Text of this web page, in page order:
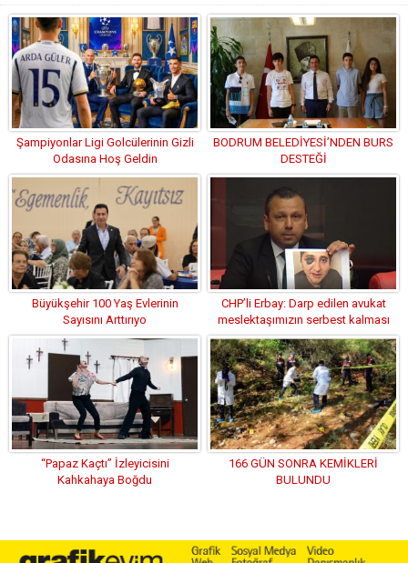
Şampiyonlar Ligi Golcülerinin Gizli
Odasına Hoş Geldin
BODRUM BELEDİYESİ’NDEN BURS
DESTEĞİ
Büyükşehir 100 Yaş Evlerinin
Sayısını Arttırıyo
CHP’li Erbay: Darp edilen avukat
meslektaşımızın serbest kalması
olayı kapatamaz .
“Papaz Kaçtı” İzleyicisini
Kahkahaya Boğdu
166 GÜN SONRA KEMİKLERİ
BULUNDU